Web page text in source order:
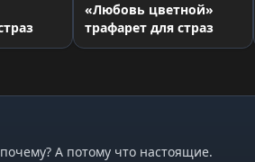
«Любовь цветной»
трафарет для страз
А потому что настоящие.